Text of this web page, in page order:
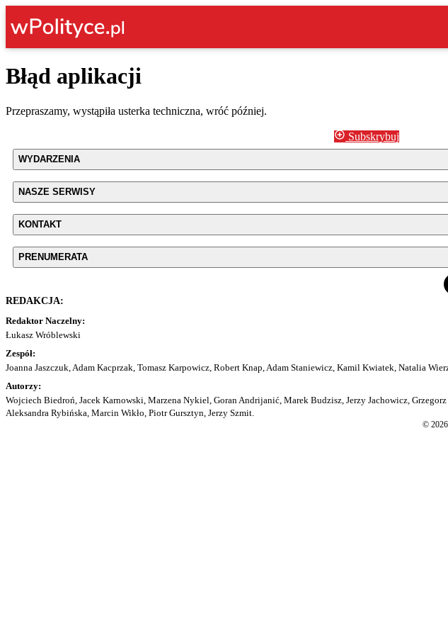
Błąd aplikacji
Przepraszamy, wystąpiła usterka techniczna, wróć później.
Subskrybuj
WYDARZENIA
NASZE SERWISY
KONTAKT
PRENUMERATA
REDAKCJA:
Redaktor Naczelny:
Łukasz Wróblewski
Zespół:
Joanna Jaszczuk, Adam Kacprzak, Tomasz Karpowicz, Robert Knap, Adam Staniewicz, Kamil Kwiatek, Natalia
Autorzy:
Wojciech Biedroń, Jacek Karnowski, Marzena Nykiel, Goran Andrijanić, Marek Budzisz, Jerzy Jachowicz,
Aleksandra Rybińska, Marcin Wikło, Piotr Gursztyn, Jerzy Szmit.
©